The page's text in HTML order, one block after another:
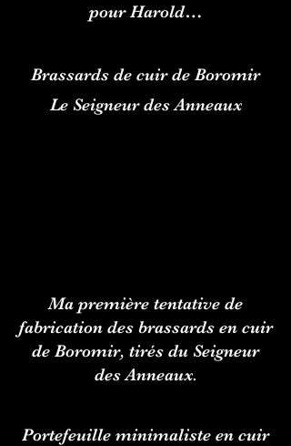
pour Harold…
Brassards de cuir de Boromir
Le Seigneur des Anneaux
Ma première tentative de
fabrication des brassards en cuir
de Boromir, tirés du Seigneur
des Anneaux.
Portefeuille minimaliste en cuir